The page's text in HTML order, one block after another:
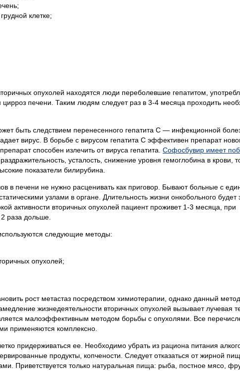
клетке;
опухолей находятся люди переболевшие гепатитом,
цирроз печени. Таким людям следует раз в 3-4 месяца проходить
быть следствием перенесенного гепатита C — инфекционной
вирус. В борьбе с вирусом гепатита C эффективен препарат
способен излечить от вируса гепатита. Софосбувир имеет
усталость, снижение уровня гемоглобина в крови,
показатели билирубина.
в печени не нужно расценивать как приговор. Бывают больные с
узлами в органе. Длительность жизни онкобольного будет
активности вторичных опухолей пациент проживет 1-3 месяца, при
раза дольше.
следующие методы:
опухолей;
рост метастаз посредством химиотерапии, однако данный
жизнедеятельности вторичных опухолей вызывает лучевая
малоэффективным методом борьбы с опухолями. Все
применяются комплексно.
придерживаться ее. Необходимо убрать из рациона питания
продукты, копчености. Следует отказаться от жирной
Приветствуется только натуральная пища: рыба, постное мясо,